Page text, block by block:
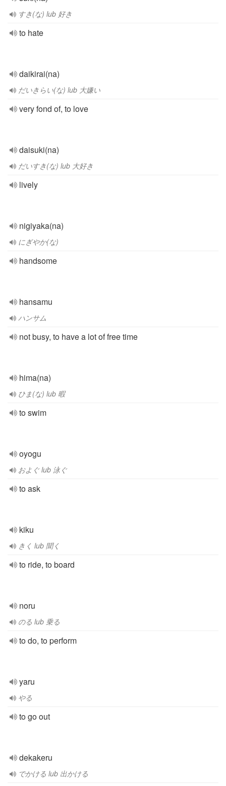
すき(な) lub 好き
to hate
daikirai(na)
だいきらい(な) lub 大嫌い
very fond of, to love
daisuki(na)
だいすき(な) lub 大好き
lively
nigiyaka(na)
にぎやか(な)
handsome
hansamu
ハンサム
not busy, to have a lot of free time
hima(na)
ひま(な) lub 暇
to swim
oyogu
およぐ lub 泳ぐ
to ask
kiku
きく lub 聞く
to ride, to board
noru
のる lub 乗る
to do, to perform
yaru
やる
to go out
dekakeru
でかける lub 出かける